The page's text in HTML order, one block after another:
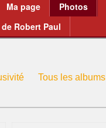
Ma page Photos
Robert Paul
Tous les albums